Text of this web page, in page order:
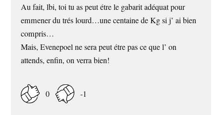
Au fait, lbi, toi tu as peut étre le gabarit adéquat pour
emmener du trés lourd…une centaine de Kg si j’ ai bien
compris…
Mais, Evenepoel ne sera peut étre pas ce que l’ on
attends, enfin, on verra bien!
0 -1